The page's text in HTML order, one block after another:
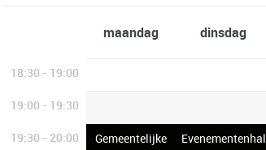
maandag dinsdag
18:30 - 19:00
19:00 - 19:30
19:30 - 20:00
Gemeentelijke
Evenementenhal